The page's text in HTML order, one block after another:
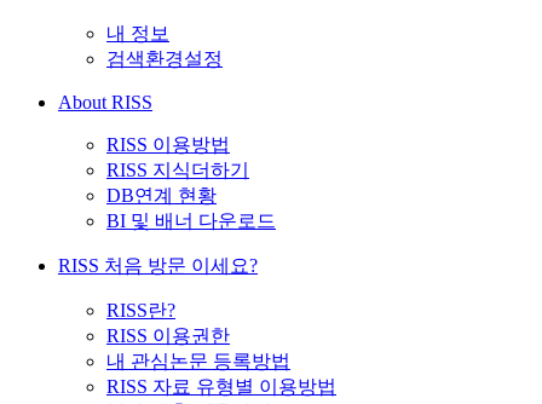
내 정보
검색환경설정
About RISS
RISS 이용방법
RISS 지식더하기
DB연계 현황
BI 및 배너 다운로드
RISS 처음 방문 이세요?
RISS란?
RISS 이용권한
내 관심논문 등록방법
RISS 자료 유형별 이용방법